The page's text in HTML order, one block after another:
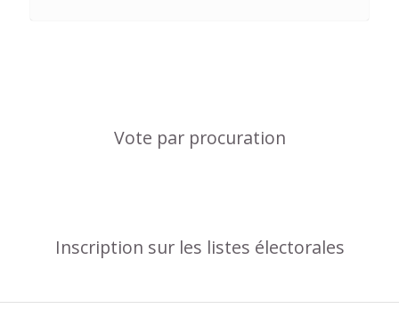
Vote par procuration
Inscription sur les listes électorales